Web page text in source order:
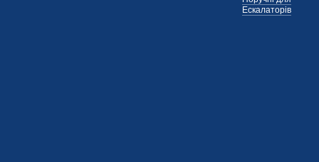
Ескалаторів